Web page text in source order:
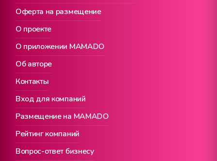
О проекте
Вход для компаний
О приложении MAMADO
Размещение на MAMADO
Об авторе
Рейтинг компаний
Оферта на размещение
Контакты
Вопрос-ответ бизнесу